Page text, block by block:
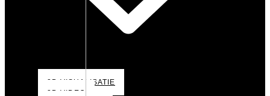
3D VISUALISATIE
3D VIDEO